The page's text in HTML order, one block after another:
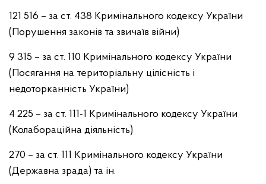
121 516 – за ст. 438 Кримінального кодексу України
(Порушення законів та звичаїв війни)
9 315 – за ст. 110 Кримінального кодексу України
(Посягання на територіальну цілісність і
недоторканність України)
4 225 – за ст. 111-1 Кримінального кодексу України
(Колабораційна діяльність)
270 – за ст. 111 Кримінального кодексу України
(Державна зрада) та ін.